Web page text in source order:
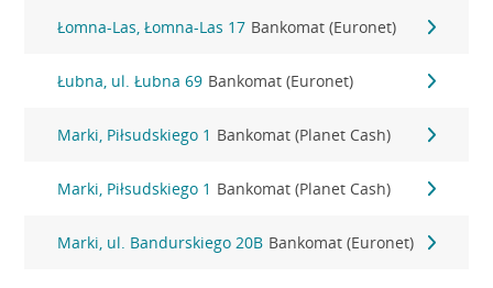
Łomna-Las, Łomna-Las 17 Bankomat (Euronet)
Łubna, ul. Łubna 69 Bankomat (Euronet)
Marki, Piłsudskiego 1 Bankomat (Planet Cash)
Marki, Piłsudskiego 1 Bankomat (Planet Cash)
Marki, ul. Bandurskiego 20B Bankomat (Euronet)